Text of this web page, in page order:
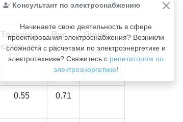
Консультант по электроснабжению
Начинаете свою деятельность в сфере
проектирования электроснабжения? Возникли
сложности с расчетами по электроэнергетике и
электротехнике? Свяжитесь с репетитором по
электроэнергетике!
Толщина
стали, мм
Вес,
кг
Опции
0.55 0.71